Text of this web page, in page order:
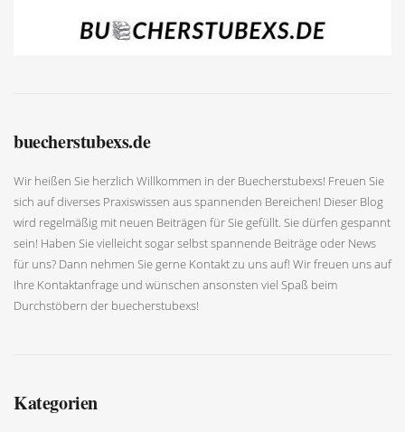
buecherstubexs.de
Wir heißen Sie herzlich Willkommen in der Buecherstubexs! Freuen Sie
sich auf diverses Praxiswissen aus spannenden Bereichen! Dieser Blog
wird regelmäßig mit neuen Beiträgen für Sie gefüllt. Sie dürfen gespannt
sein! Haben Sie vielleicht sogar selbst spannende Beiträge oder News
für uns? Dann nehmen Sie gerne Kontakt zu uns auf! Wir freuen uns auf
Ihre Kontaktanfrage und wünschen ansonsten viel Spaß beim
Durchstöbern der buecherstubexs!
Kategorien